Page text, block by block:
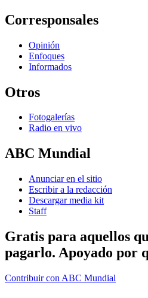
Corresponsales
Opinión
Enfoques
Informados
Otros
Fotogalerías
Radio en vivo
ABC Mundial
Anunciar en el sitio
Escribir a la redacción
Descargar media kit
Staff
Gratis para aquellos
pagarlo. Apoyado por
Contribuir con ABC Mundial